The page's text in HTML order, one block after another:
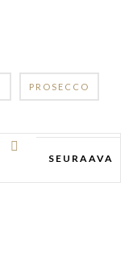
PROSECCO
SEURAAVA